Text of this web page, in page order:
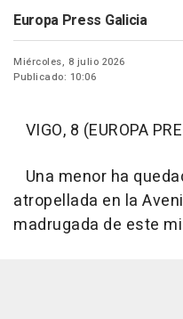
Europa Press Galicia
Miércoles, 8 julio 2026
Publicado: 10:06
VIGO, 8 (EUROPA
Una menor ha
atropellada en la
madrugada de este